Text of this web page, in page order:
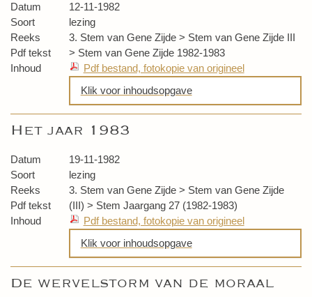
Datum
12-11-1982
Soort
lezing
Reeks
3. Stem van Gene Zijde > Stem van Gene Zijde III
> Stem van Gene Zijde 1982-1983
Pdf tekst
Pdf bestand, fotokopie van origineel
Inhoud
Klik voor inhoudsopgave
Het occultisme in Aquarius
Beantwoording vragen
Het jaar 1983
Datum
19-11-1982
Soort
lezing
Reeks
3. Stem van Gene Zijde > Stem van Gene Zijde
(III) > Stem Jaargang 27 (1982-1983)
Pdf tekst
Pdf bestand, fotokopie van origineel
Inhoud
Klik voor inhoudsopgave
Eenheid
De wervelstorm van de moraal